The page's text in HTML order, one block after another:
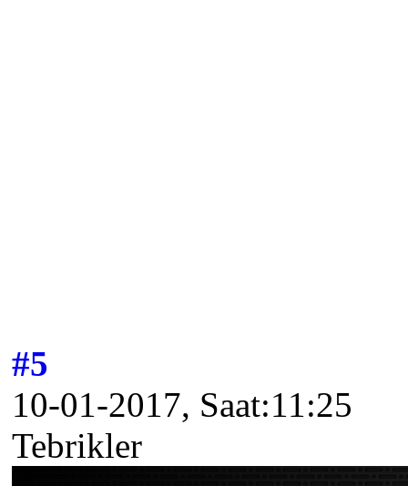
#5
10-01-2017, Saat:11:25
Tebrikler